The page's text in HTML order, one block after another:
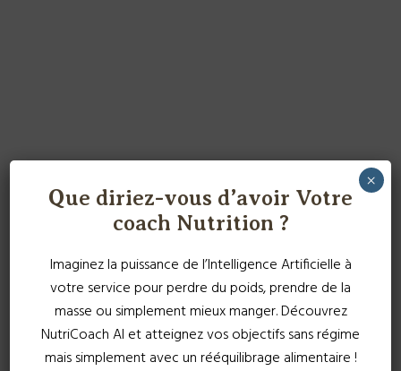
Que diriez-vous d’avoir Votre
coach Nutrition ?
Imaginez la puissance de l’Intelligence Artificielle à
votre service pour perdre du poids, prendre de la
masse ou simplement mieux manger. Découvrez
NutriCoach AI et atteignez vos objectifs sans régime
mais simplement avec un rééquilibrage alimentaire !
×